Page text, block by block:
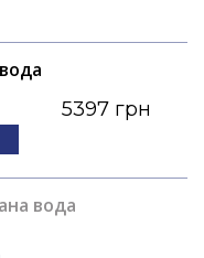
5397 грн
вода